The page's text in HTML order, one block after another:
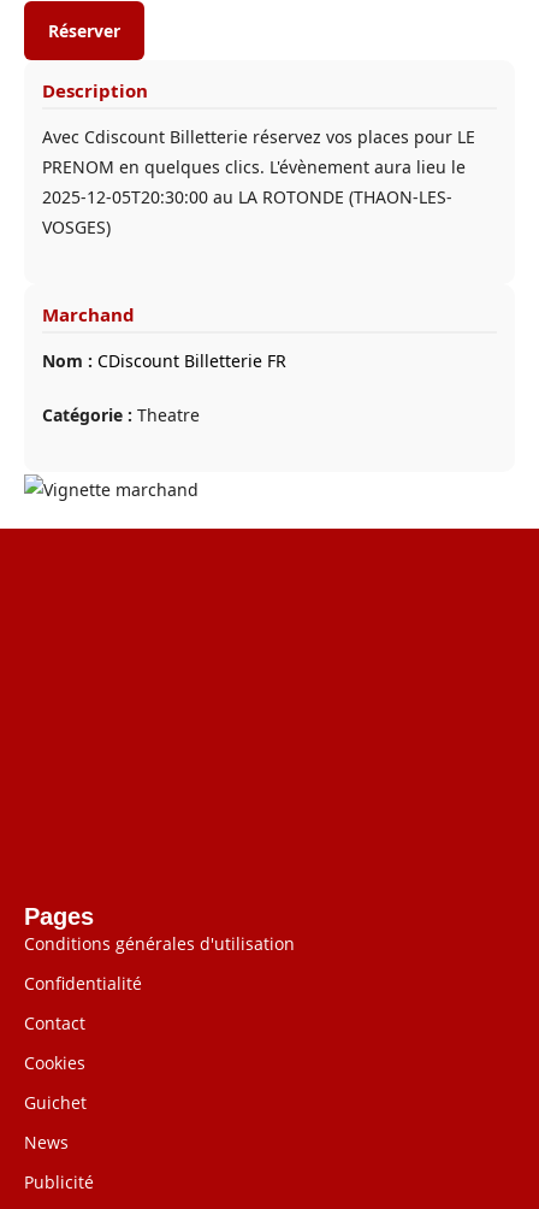
Réserver
Description
Avec Cdiscount Billetterie réservez vos places pour LE
PRENOM en quelques clics. L'évènement aura lieu le
2025-12-05T20:30:00 au LA ROTONDE (THAON-LES-
VOSGES)
Marchand
Nom : CDiscount Billetterie FR
Catégorie : Theatre
Pages
Conditions générales d'utilisation
Confidentialité
Contact
Cookies
Guichet
News
Publicité